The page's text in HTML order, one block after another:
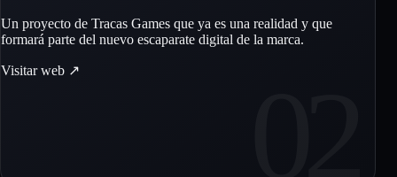
Un proyecto de Tracas Games que ya es una realidad y que
formará parte del nuevo escaparate digital de la marca.
Visitar web ↗